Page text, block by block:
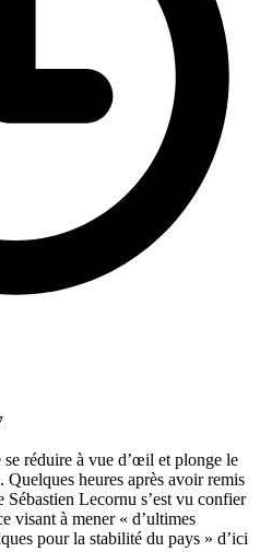
réduire à vue d’œil et plonge le
heures après avoir remis
Lecornu s’est vu confier
visant à mener « d’ultimes
pour la stabilité du pays » d’ici